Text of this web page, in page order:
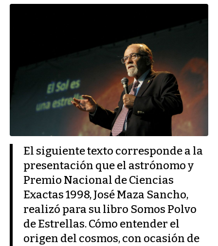
El siguiente texto corresponde a la
presentación que el astrónomo y
Premio Nacional de Ciencias
Exactas 1998, José Maza Sancho,
realizó para su libro Somos Polvo
de Estrellas. Cómo entender el
origen del cosmos, con ocasión de